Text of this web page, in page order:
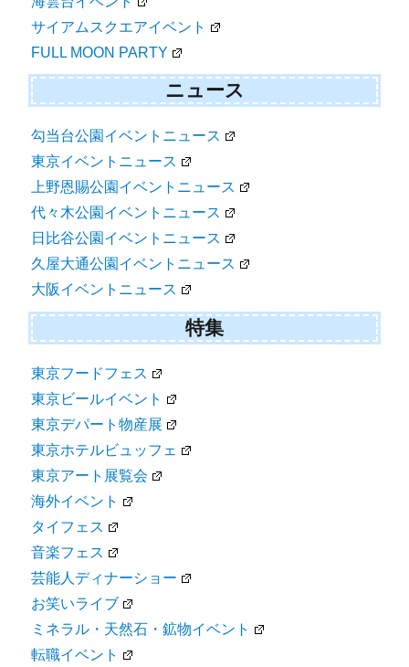
サイアムスクエアイベント
FULL MOON PARTY
ニュース
勾当台公園イベントニュース
東京イベントニュース
上野恩賜公園イベントニュース
代々木公園イベントニュース
日比谷公園イベントニュース
久屋大通公園イベントニュース
大阪イベントニュース
特集
東京フードフェス
東京ビールイベント
東京デパート物産展
東京ホテルビュッフェ
東京アート展覧会
海外イベント
タイフェス
音楽フェス
芸能人ディナーショー
お笑いライブ
ミネラル・天然石・鉱物イベント
転職イベント